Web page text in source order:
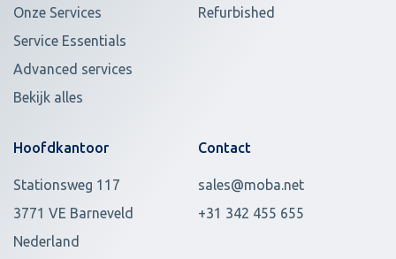
Onze Services
Service Essentials
Advanced services
Bekijk alles
Refurbished
Hoofdkantoor
Stationsweg 117
3771 VE Barneveld
Nederland
Contact
sales@moba.net
+31 342 455 655